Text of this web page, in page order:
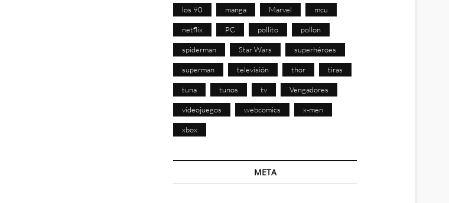
los 90 manga Marvel mcu
netflix PC pollito pollon
spiderman Star Wars superhéroes
superman televisión thor tiras
tuna tunos tv Vengadores
videojuegos webcomics x-men
xbox
META